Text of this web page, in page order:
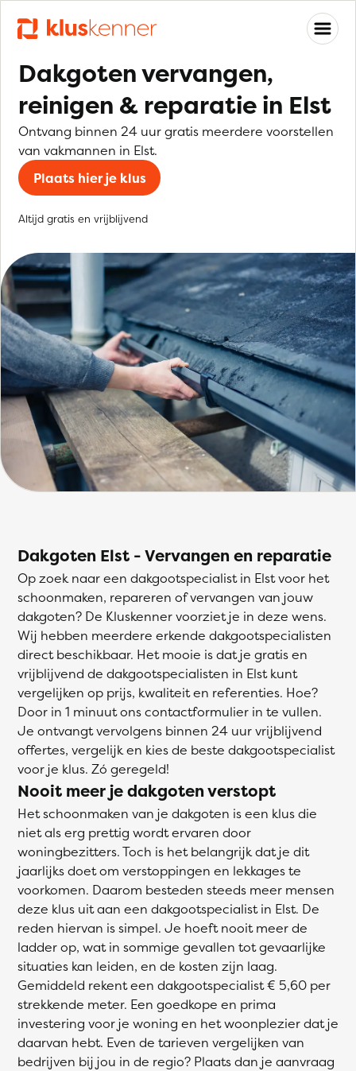
Dakgoten vervangen,
reinigen & reparatie in Elst
Ontvang binnen 24 uur gratis meerdere voorstellen
van vakmannen in Elst.
Plaats hier je klus
Altijd gratis en vrijblijvend
Dakgoten Elst - Vervangen en reparatie
Op zoek naar een dakgootspecialist in Elst voor het
schoonmaken, repareren of vervangen van jouw
dakgoten? De Kluskenner voorziet je in deze wens.
Wij hebben meerdere erkende dakgootspecialisten
direct beschikbaar. Het mooie is dat je gratis en
vrijblijvend de dakgootspecialisten in Elst kunt
vergelijken op prijs, kwaliteit en referenties. Hoe?
Door in 1 minuut ons contactformulier in te vullen.
Je ontvangt vervolgens binnen 24 uur vrijblijvend
offertes, vergelijk en kies de beste dakgootspecialist
voor je klus. Zó geregeld!
Nooit meer je dakgoten verstopt
Het schoonmaken van je dakgoten is een klus die
niet als erg prettig wordt ervaren door
woningbezitters. Toch is het belangrijk dat je dit
jaarlijks doet om verstoppingen en lekkages te
voorkomen. Daarom besteden steeds meer mensen
deze klus uit aan een dakgootspecialist in Elst. De
reden hiervan is simpel. Je hoeft nooit meer de
ladder op, wat in sommige gevallen tot gevaarlijke
situaties kan leiden, en de kosten zijn laag.
Gemiddeld rekent een dakgootspecialist € 5,60 per
strekkende meter. Een goedkope en prima
investering voor je woning en het woonplezier dat je
daarvan hebt. Even de tarieven vergelijken van
bedrijven bij jou in de regio? Plaats dan je aanvraag